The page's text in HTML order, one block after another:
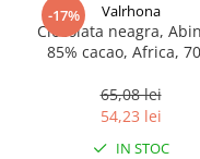
-17% Valrhona
Ciocolata neagra,
85% cacao, Africa,
65,08 lei
54,23 lei
IN STOC